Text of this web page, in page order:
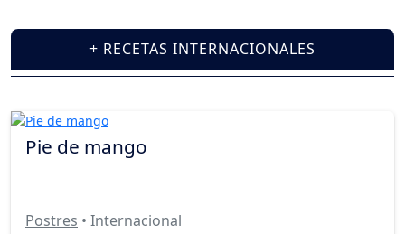
+ RECETAS INTERNACIONALES
Pie de mango
Postres • Internacional